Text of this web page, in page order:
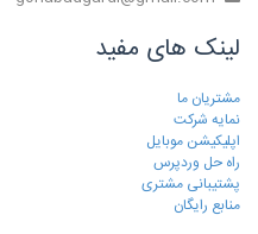
لینک های مفید
مشتریان ما
نمایه شرکت
اپلیکیشن موبایل
راه حل وردپرس
پشتیبانی مشتری
منابع رایگان